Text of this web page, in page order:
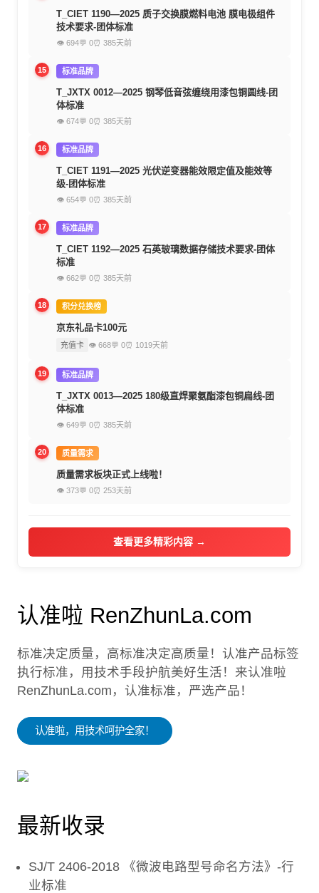
T_CIET 1190—2025 质子交换膜燃料电池 膜电极组件
技术要求-团体标准
👁 694💬 0⏰ 385天前
15 标准品牌
T_JXTX 0012—2025 钢琴低音弦缠绕用漆包铜圆线-团
体标准
👁 674💬 0⏰ 385天前
16 标准品牌
T_CIET 1191—2025 光伏逆变器能效限定值及能效等
级-团体标准
👁 654💬 0⏰ 385天前
17 标准品牌
T_CIET 1192—2025 石英玻璃数据存储技术要求-团体
标准
👁 662💬 0⏰ 385天前
18 积分兑换榜
京东礼品卡100元
充值卡 👁 668💬 0⏰ 1019天前
19 标准品牌
T_JXTX 0013—2025 180级直焊聚氨酯漆包铜扁线-团
体标准
👁 649💬 0⏰ 385天前
20 质量需求
质量需求板块正式上线啦！
👁 373💬 0⏰ 253天前
查看更多精彩内容 →
认准啦 RenZhunLa.com
标准决定质量，高标准决定高质量！认准产品标签
执行标准，用技术手段护航美好生活！来认准啦
RenZhunLa.com，认准标准，严选产品！
认准啦，用技术呵护全家！
最新收录
SJ/T 2406-2018 《微波电路型号命名方法》-行
业标准